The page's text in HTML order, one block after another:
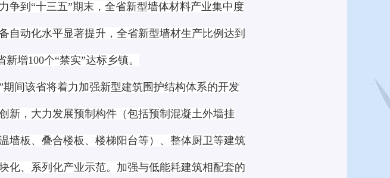
争到“十三五”期末，全省新型墙体材料产业集中度
自动化水平显著提升，全省新型墙材生产比例达到
增100个“禁实”达标乡镇。
间该省将着力加强新型建筑围护结构体系的开发
新，大力发展预制构件（包括预制混凝土外墙挂
墙板、叠合楼板、楼梯阳台等）、整体厨卫等建筑
化、系列化产业示范。加强与低能耗建筑相配套的